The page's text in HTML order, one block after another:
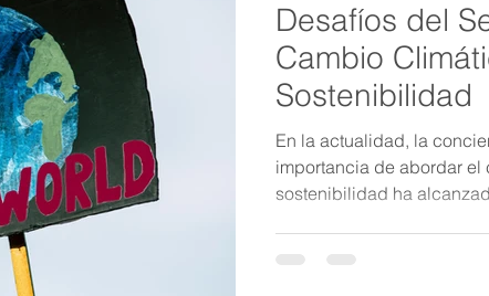
Desafíos del
Cambio
Sostenibilidad
En la actualidad, la
importancia de abordar el
sostenibilidad ha